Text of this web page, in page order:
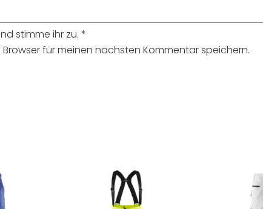
stimme ihr zu. *
für meinen nächsten Kommentar speichern.